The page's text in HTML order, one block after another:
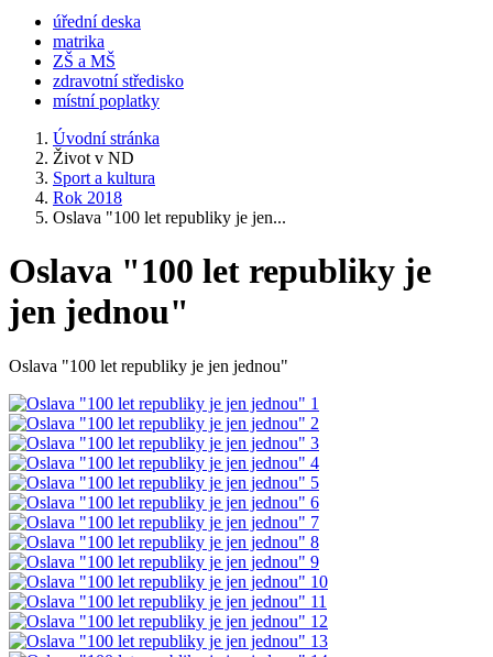
úřední deska
matrika
ZŠ a MŠ
zdravotní středisko
místní poplatky
Úvodní stránka
Život v ND
Sport a kultura
Rok 2018
Oslava "100 let republiky je jen...
Oslava "100 let republiky je
jen jednou"
Oslava "100 let republiky je jen jednou"